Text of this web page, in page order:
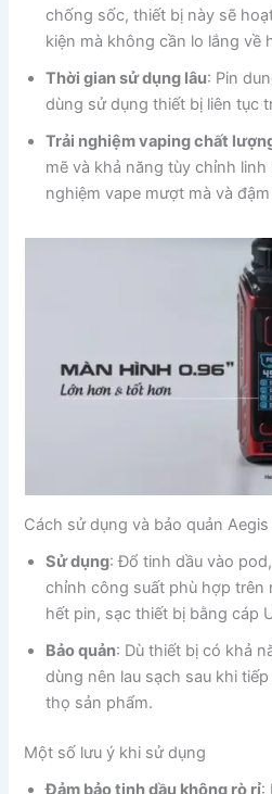
chống sốc, thiết bị này sẽ
kiện mà không cần lo lắng về
Thời gian sử dụng lâu: Pin
dùng sử dụng thiết bị liên tục
Trải nghiệm vaping chất
mẽ và khả năng tùy chỉnh
nghiệm vape mượt mà và đậm
Cách sử dụng và bảo quản Aegis
Sử dụng: Đổ tinh dầu vào
chỉnh công suất phù hợp trên
hết pin, sạc thiết bị bằng cáp
Bảo quản: Dù thiết bị có khả
dùng nên lau sạch sau khi
thọ sản phẩm.
Một số lưu ý khi sử dụng
Đảm bảo tinh dầu không rò rỉ: